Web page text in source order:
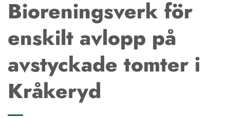
Bioreningsverk för
enskilt avlopp på
avstyckade tomter i
Kråkeryd